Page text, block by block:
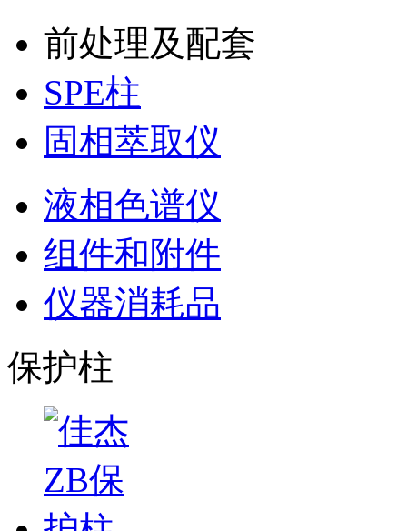
前处理及配套
SPE柱
固相萃取仪
液相色谱仪
组件和附件
仪器消耗品
保护柱